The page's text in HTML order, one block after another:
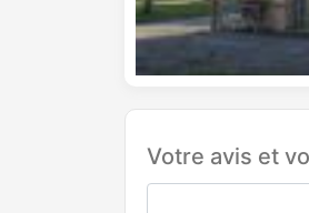
Votre avis et